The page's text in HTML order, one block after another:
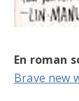
En roman
Brave new